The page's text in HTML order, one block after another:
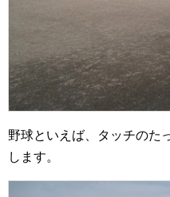
野球といえば、タッチのた
します。